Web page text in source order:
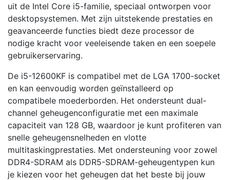
uit de Intel Core i5-familie, speciaal ontworpen voor
desktopsystemen. Met zijn uitstekende prestaties en
geavanceerde functies biedt deze processor de
nodige kracht voor veeleisende taken en een soepele
gebruikerservaring.
De i5-12600KF is compatibel met de LGA 1700-socket
en kan eenvoudig worden geïnstalleerd op
compatibele moederborden. Het ondersteunt dual-
channel geheugenconfiguratie met een maximale
capaciteit van 128 GB, waardoor je kunt profiteren van
snelle geheugensnelheden en vlotte
multitaskingprestaties. Met ondersteuning voor zowel
DDR4-SDRAM als DDR5-SDRAM-geheugentypen kun
je kiezen voor het geheugen dat het beste bij jouw